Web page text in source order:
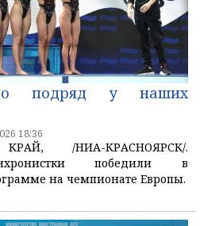
подряд у наших
18:36
/НИА-КРАСНОЯРСК/.
победили в
на чемпионате Европы.